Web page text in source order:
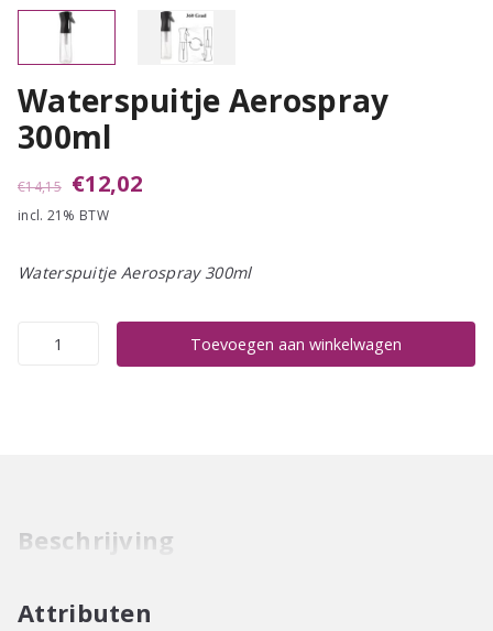
Waterspuitje Aerospray
300ml
€14,15 Oorspronkelijke
prijs
was:
€12,02Huidige
incl. 21% BTW
Waterspuitje Aerospray 300ml
Waterspuitje
Toevoegen aan winkelwagen
Beschrijving
Attributen